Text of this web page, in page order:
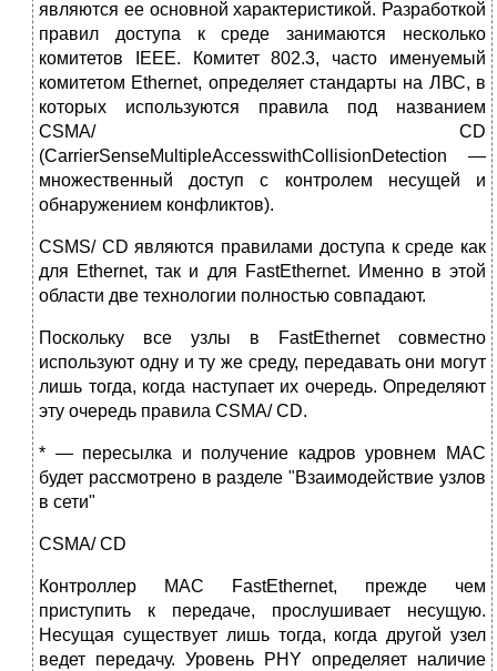
являются ее основной характеристикой. Разработкой
правил доступа к среде занимаются несколько
комитетов IЕЕЕ. Комитет 802.3, часто именуемый
комитетом Ethernet, определяет стандарты на ЛВС, в
которых используются правила под названием
CSMA/ CD
(CarrierSenseMultipleAccesswithCollisionDetection —
множественный доступ с контролем несущей и
обнаружением конфликтов).
CSMS/ CD являются правилами доступа к среде как
для Ethernet, так и для FastEthernet. Именно в этой
области две технологии полностью совпадают.
Поскольку все узлы в FastEthernet совместно
используют одну и ту же среду, передавать они могут
лишь тогда, когда наступает их очередь. Определяют
эту очередь правила CSMA/ CD.
* — пересылка и получение кадров уровнем МАС
будет рассмотрено в разделе "Взаимодействие узлов
в сети"
CSMA/ CD
Контроллер MAC FastEthernet, прежде чем
приступить к передаче, прослушивает несущую.
Несущая существует лишь тогда, когда другой узел
ведет передачу. Уровень PHY определяет наличие